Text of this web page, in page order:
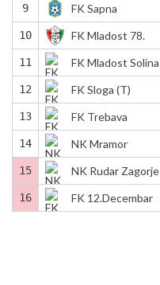
9 FK Sapna
10 FK Mladost 78.
11 FK Mladost Solina
12 FK Sloga (T)
13 FK Trebava
14 NK Mramor
15 NK Rudar Zagorje
16 FK 12.Decembar